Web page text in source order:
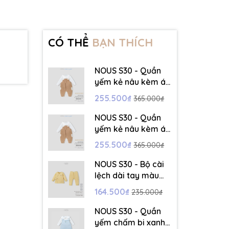
CÓ THỂ BẠN THÍCH
NOUS S30 - Quần
yếm kẻ nâu kèm áo
dài tay màu trắng -
3-6M - SS26.T5C
255.500₫ 365.000₫
NOUS S30 - Quần
yếm kẻ nâu kèm áo
dài tay màu trắng -
6-9M - SS26.T5C
255.500₫ 365.000₫
NOUS S30 - Bộ cài
lệch dài tay màu
vàng thêu trang trí
- 12-18M - SS26.T5C
164.500₫ 235.000₫
NOUS S30 - Quần
yếm chấm bi xanh